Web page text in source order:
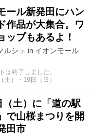
ール新発田にハン
作品が大集合。ワ
ップもあるよ！
ルシェ in イオンモール
は終了しました。
土）・19日（日）
（土）に「道の駅
で山桜まつりを開
田市